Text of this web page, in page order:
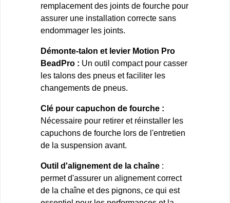
remplacement des joints de fourche pour
assurer une installation correcte sans
endommager les joints.
Démonte-talon et levier Motion Pro
BeadPro : Un outil compact pour casser
les talons des pneus et faciliter les
changements de pneus.
Clé pour capuchon de fourche :
Nécessaire pour retirer et réinstaller les
capuchons de fourche lors de l'entretien
de la suspension avant.
Outil d'alignement de la chaîne :
permet d'assurer un alignement correct
de la chaîne et des pignons, ce qui est